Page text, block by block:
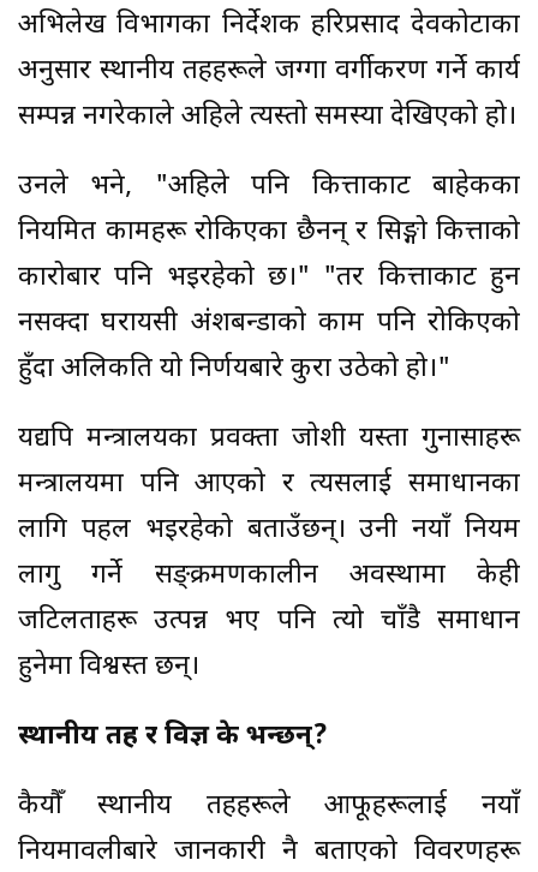
अभिलेख विभागका निर्देशक हरिप्रसाद देवकोटाका
अनुसार स्थानीय तहहरूले जग्गा वर्गीकरण गर्ने कार्य
सम्पन्न नगरेकाले अहिले त्यस्तो समस्या देखिएको हो।
उनले भने, "अहिले पनि कित्ताकाट बाहेकका
नियमित कामहरू रोकिएका छैनन् र सिङ्गो कित्ताको
कारोबार पनि भइरहेको छ।" "तर कित्ताकाट हुन
नसक्दा घरायसी अंशबन्डाको काम पनि रोकिएको
हुँदा अलिकति यो निर्णयबारे कुरा उठेको हो।"
यद्यपि मन्त्रालयका प्रवक्ता जोशी यस्ता गुनासाहरू
मन्त्रालयमा पनि आएको र त्यसलाई समाधानका
लागि पहल भइरहेको बताउँछन्। उनी नयाँ नियम
लागु गर्ने सङ्क्रमणकालीन अवस्थामा केही
जटिलताहरू उत्पन्न भए पनि त्यो चाँडै समाधान
हुनेमा विश्वस्त छन्।
स्थानीय तह र विज्ञ के भन्छन्?
कैयौँ स्थानीय तहहरूले आफूहरूलाई नयाँ
नियमावलीबारे जानकारी नै बताएको विवरणहरू